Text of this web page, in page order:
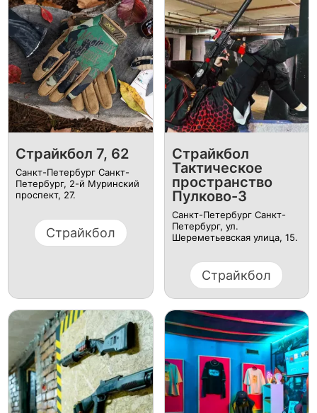
Страйкбол 7, 62
Санкт-Петербург Санкт-
Петербург, 2-й Муринский
проспект, 27.
Страйкбол
Страйкбол
Тактическое
пространство
Пулково-3
Санкт-Петербург Санкт-
Петербург, ул. ​
Шереметьевская улица, 15.
Страйкбол